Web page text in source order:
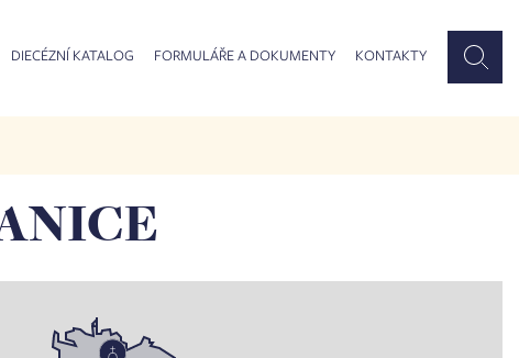
DIECÉZNÍ KATALOG FORMULÁŘE A DOKUMENTY KONTAKTY